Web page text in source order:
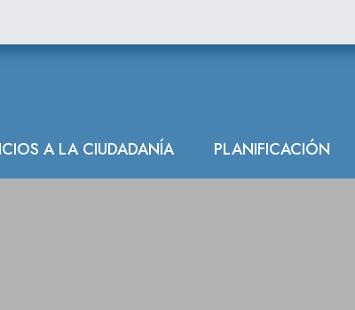
A LA CIUDADANÍA PLANIFICACIÓN